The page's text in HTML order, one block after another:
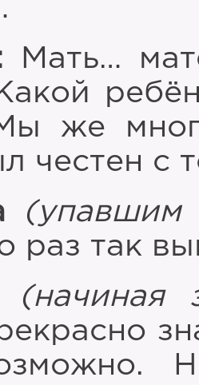
Мать…
же
честен с
(упавшим
раз так
(начиная